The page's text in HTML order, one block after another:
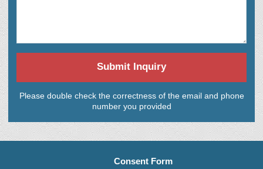
Submit Inquiry
Please double check the correctness of the email and phone
number you provided
Consent Form